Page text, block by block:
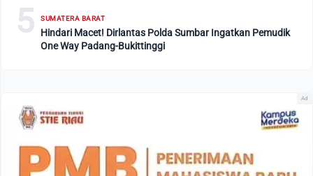
5 SUMATERA BARAT
Hindari Macet! Dirlantas Polda Sumbar Ingatkan Pemudik
One Way Padang-Bukittinggi
Ad